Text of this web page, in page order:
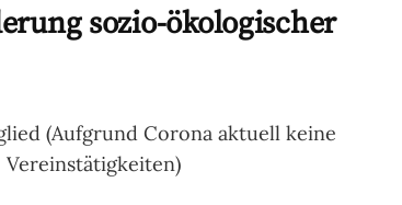
sozio-ökologischer
(Aufgrund Corona aktuell keine
Vereinstätigkeiten)